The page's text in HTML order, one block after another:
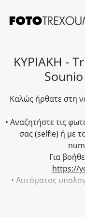
ΚΥΡΙΑΚΗ -
Καλώς ήρθατε στη
• Αναζητήστε τις
σας (selfie) ή με
Για
https://
• Αυτόματος
εικονίδιο "price